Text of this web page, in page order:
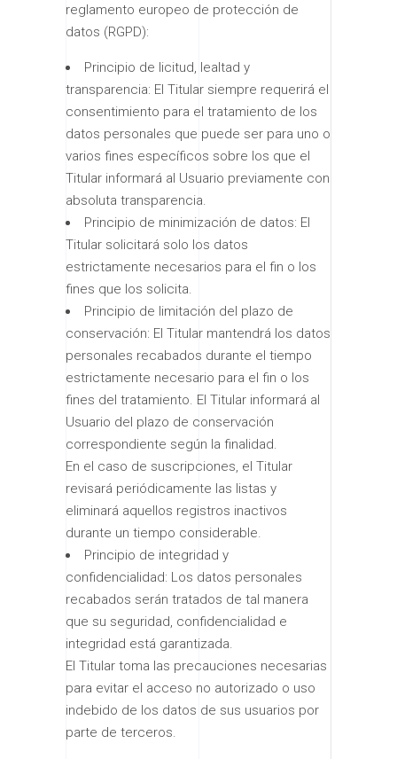
reglamento europeo de protección de
datos (RGPD):
Principio de licitud, lealtad y
transparencia: El Titular siempre requerirá el
consentimiento para el tratamiento de los
datos personales que puede ser para uno o
varios fines específicos sobre los que el
Titular informará al Usuario previamente con
absoluta transparencia.
Principio de minimización de datos: El
Titular solicitará solo los datos
estrictamente necesarios para el fin o los
fines que los solicita.
Principio de limitación del plazo de
conservación: El Titular mantendrá los datos
personales recabados durante el tiempo
estrictamente necesario para el fin o los
fines del tratamiento. El Titular informará al
Usuario del plazo de conservación
correspondiente según la finalidad.
En el caso de suscripciones, el Titular
revisará periódicamente las listas y
eliminará aquellos registros inactivos
durante un tiempo considerable.
Principio de integridad y
confidencialidad: Los datos personales
recabados serán tratados de tal manera
que su seguridad, confidencialidad e
integridad está garantizada.
El Titular toma las precauciones necesarias
para evitar el acceso no autorizado o uso
indebido de los datos de sus usuarios por
parte de terceros.